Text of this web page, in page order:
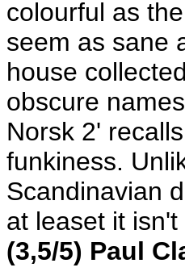
colourful as
seem as sane
house
obscure
Norsk 2'
funkiness.
Scandinavian
at leaset it
(3,5/5) Paul